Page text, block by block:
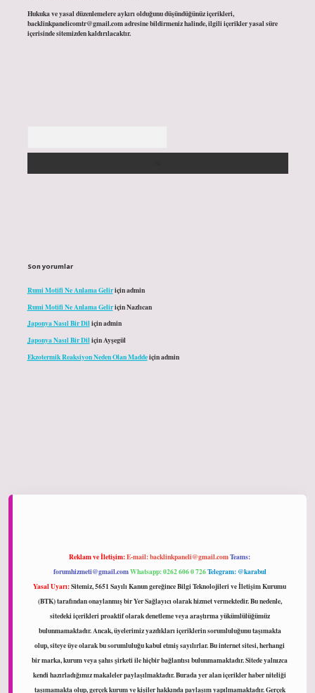
Hukuka ve yasal düzenlemelere aykırı olduğunu düşündüğünüz içerikleri,
backlinkpanelicomtr@gmail.comadresine bildirmeniz halinde, ilgili içerikler yasal süre
içerisinde sitemizden kaldırılacaktır.
Son yorumlar
Rumi Motifi Ne Anlama Geliriçinadmin
Rumi Motifi Ne Anlama GeliriçinNazlıcan
Japonya Nasıl Bir Diliçinadmin
Japonya Nasıl Bir DiliçinAyşegül
Ekzotermik Reaksiyon Neden Olan Maddeiçinadmin
Reklam ve İletişim:E-mail:backlinkpaneli@gmail.comTeams:
forumhizmeti@gmail.comWhatsapp: 0262 606 0 726Telegram: @karabul
Yasal Uyarı:Sitemiz, 5651 Sayılı Kanun gereğince Bilgi Teknolojileri ve İletişim Kurumu
(BTK) tarafından onaylanmış bir Yer Sağlayıcı olarak hizmet vermektedir. Bu nedenle,
sitedeki içerikleri proaktif olarak denetleme veya araştırma yükümlülüğümüz
bulunmamaktadır. Ancak, üyelerimiz yazdıkları içeriklerin sorumluluğunu taşımakta
olup, siteye üye olarak bu sorumluluğu kabul etmiş sayılırlar. Bu internet sitesi, herhangi
bir marka, kurum veya şahıs şirketi ile hiçbir bağlantısı bulunmamaktadır. Sitede yalnızca
kendi hazırladığımız makaleler paylaşılmaktadır. Burada yer alan içerikler haber niteliği
taşımamakta olup, gerçek kurum ve kişiler hakkında paylaşım yapılmamaktadır. Gerçek